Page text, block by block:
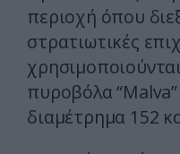
περιοχή όπου
στρατιωτικές
πυροβόλα “Malva”
διαμέτρημα 152